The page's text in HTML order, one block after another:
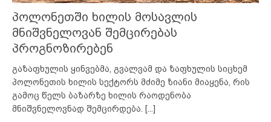
პოლონეთში ხილის მოსავლის
მნიშვნელოვან შემცირებას
პროგნოზირებენ
გაზაფხულის ყინვებმა, გვალვამ და ზაფხულის სიცხემ
პოლონეთის ხილის სექტორს მძიმე ზიანი მიაყენა, რის
გამოც წელს ბაზარზე ხილის რაოდენობა
მნიშვნელოვნად შემცირდება. [...]